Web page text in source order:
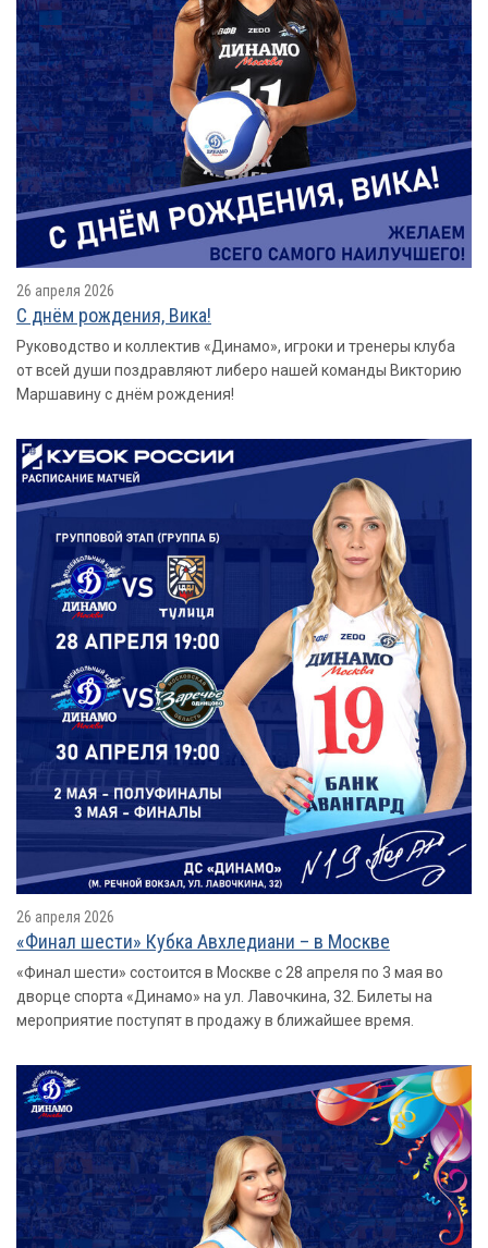
26 апреля 2026
С днём рождения, Вика!
Руководство и коллектив «Динамо», игроки и тренеры клуба
от всей души поздравляют либеро нашей команды Викторию
Маршавину с днём рождения!
26 апреля 2026
«Финал шести» Кубка Авхледиани – в Москве
«Финал шести» состоится в Москве с 28 апреля по 3 мая во
дворце спорта «Динамо» на ул. Лавочкина, 32. Билеты на
мероприятие поступят в продажу в ближайшее время.